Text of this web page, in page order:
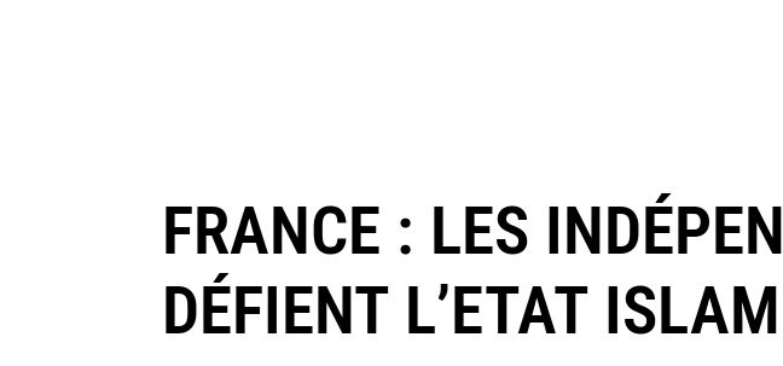
FRANCE : LES
DÉFIENT L’ETAT